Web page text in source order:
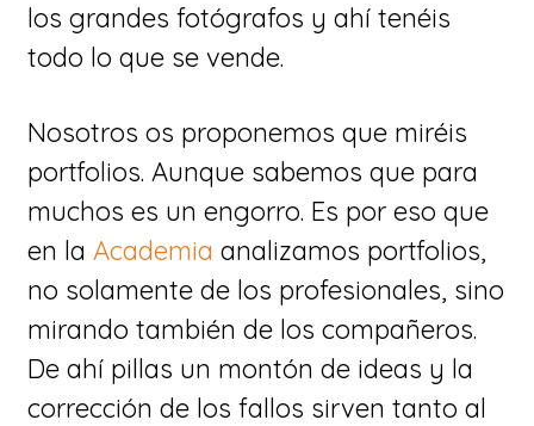
los grandes fotógrafos y ahí tenéis
todo lo que se vende.
Nosotros os proponemos que miréis
portfolios. Aunque sabemos que para
muchos es un engorro. Es por eso que
en laAcademia analizamos portfolios,
no solamente de los profesionales, sino
mirando también de los compañeros.
De ahí pillas un montón de ideas y la
corrección de los fallos sirven tanto al